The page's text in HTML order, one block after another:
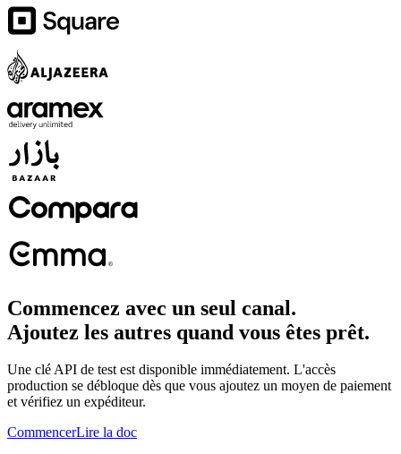
Commencez avec un seul canal.
Ajoutez les autres quand vous êtes prêt.
Une clé API de test est disponible immédiatement. L'accès
production se débloque dès que vous ajoutez un moyen de paiement
et vérifiez un expéditeur.
CommencerLire la doc